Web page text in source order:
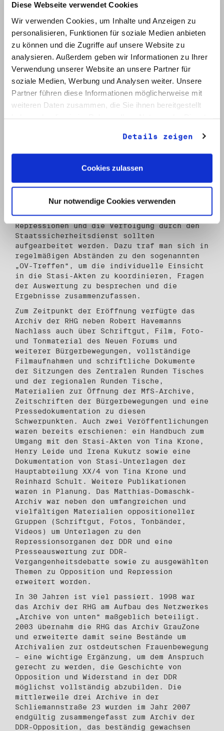
Diese Webseite verwendet Cookies
Wir verwenden Cookies, um Inhalte und Anzeigen zu
personalisieren, Funktionen für soziale Medien anbieten
zu können und die Zugriffe auf unsere Website zu
analysieren. Außerdem geben wir Informationen zu Ihrer
Verwendung unserer Website an unsere Partner für
soziale Medien, Werbung und Analysen weiter. Unsere
Partner führen diese Informationen möglicherweise mit
weiteren Daten zusammen, die Sie ihnen bereitgestellt
Details zeigen
Cookies zulassen
Nur notwendige Cookies verwenden
immer wieder überlebten, ist wiederum dem
enormen Engagement der Beteiligten zu
verdanken, die die unentgeltlich
Erst 1995 entspannte sich die Lage etwas,
als der Berliner Landesbeauftragte für die
Unterlagen des Staatssicherheitsdienstes
die Mittel für zwei volle Stellen im
Havemann-Archiv und eine im Domaschk-Archiv
nicht nur zwei von intensiver Arbeit
gemeinsamen Lernens und der
Auseinandersetzung mit der eigenen
den neuen gesellschaftlichen Verhältnissen
Scheitern vieler Visionen waren Gegenstand
der Diskussionen. Die erlittenen
Repressionen und die Verfolgung durch den
Staatssicherheitsdienst sollten
aufgearbeitet werden. Dazu traf man sich in
regelmäßigen Abständen zu den sogenannten
„OV-Treffen“, um die individuelle Einsicht
in die Stasi-Akten zu koordinieren, Fragen
der Auswertung zu besprechen und die
Ergebnisse zusammenzufassen.
Zum Zeitpunkt der Eröffnung verfügte das
Archiv der RHG neben Robert Havemanns
Nachlass auch über Schriftgut, Film, Foto-
und Tonmaterial des Neuen Forums und
weiterer Bürgerbewegungen, vollständige
Filmaufnahmen und schriftliche Dokumente
der Sitzungen des Zentralen Runden Tisches
und der regionalen Runden Tische,
Materialien zur Öffnung der MfS-Archive,
Zeitschriften der Bürgerbewegungen und eine
Pressedokumentation zu diesen
Schwerpunkten. Auch zwei Veröffentlichungen
waren bereits erschienen: ein Handbuch zum
Umgang mit den Stasi-Akten von Tina Krone,
Henry Leide und Irena Kukutz sowie eine
Dokumentation von Stasi-Unterlagen der
Hauptabteilung XX/4 von Tina Krone und
Reinhard Schult. Weitere Publikationen
waren in Planung. Das Matthias-Domaschk-
Archiv war neben den umfangreichen und
vielfältigen Materialien oppositioneller
Gruppen (Schriftgut, Fotos, Tonbänder,
Videos) um Unterlagen zu den
Repressionsorganen der DDR und eine
Presseauswertung zur DDR-
Vergangenheitsdebatte sowie zu ausgewählten
Themen zu Opposition und Repression
erweitert worden.
In 30 Jahren ist viel passiert. 1998 war
das Archiv der RHG am Aufbau des Netzwerkes
„Archive von unten“ maßgeblich beteiligt.
2003 übernahm die RHG das Archiv GrauZone
und erweiterte damit seine Bestände um
Archivalien zur ostdeutschen Frauenbewegung
– eine wichtige Ergänzung, um dem Anspruch
gerecht zu werden, die Geschichte von
Opposition und Widerstand in der DDR
möglichst vollständig abzubilden. Die
mittlerweile drei Archive in der
Schliemannstraße 23 wurden im Jahr 2007
endgültig zusammengefasst zum Archiv der
DDR-Opposition, das beständig gewachsen